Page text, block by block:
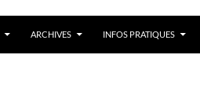
ARCHIVES INFOS PRATIQUES